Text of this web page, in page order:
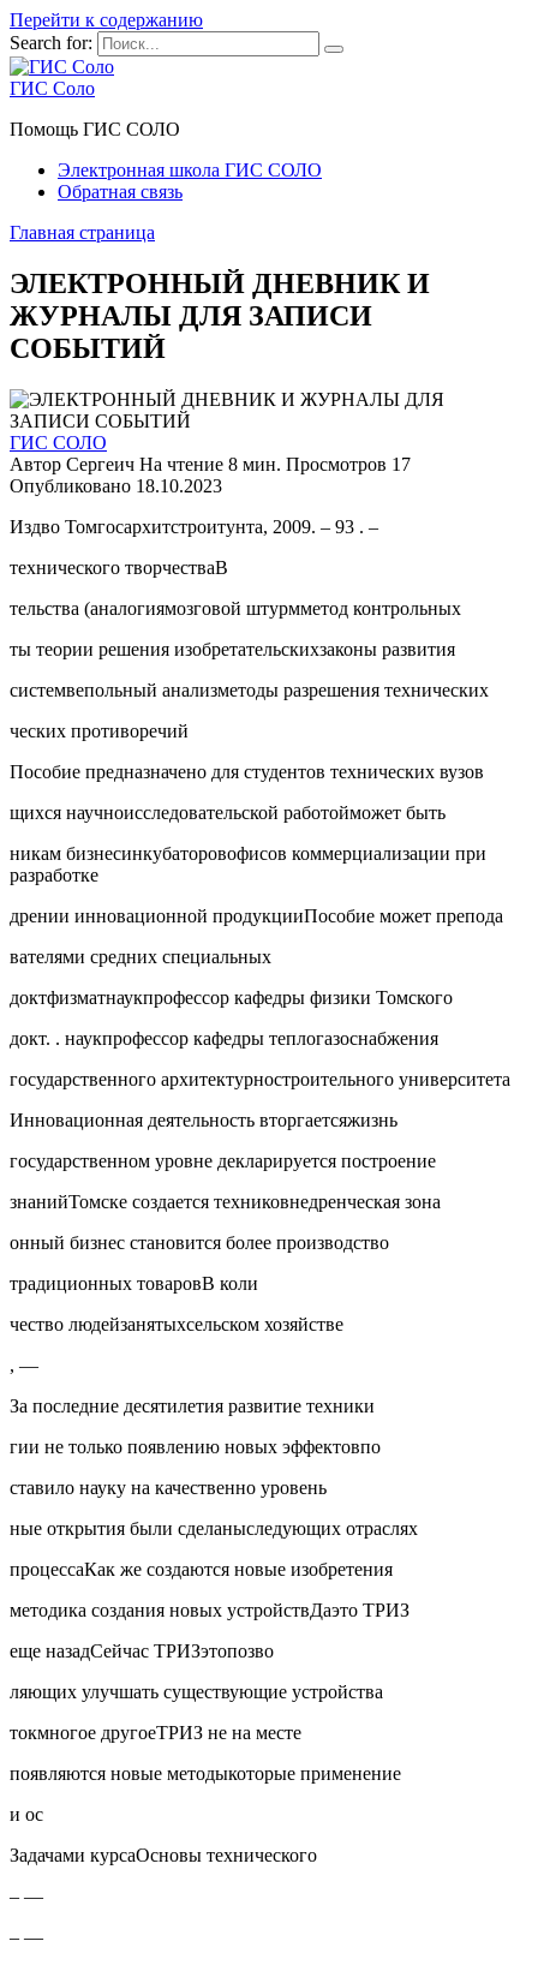
Перейти к содержанию
Search for:
ГИС Соло
Помощь ГИС СОЛО
Электронная школа ГИС СОЛО
Обратная связь
Главная страница
ЭЛЕКТРОННЫЙ ДНЕВНИК И
ЖУРНАЛЫ ДЛЯ ЗАПИСИ
СОБЫТИЙ
ГИС СОЛО
Автор Сергеич На чтение 8 мин. Просмотров 17
Опубликовано 18.10.2023
Издво Томгосархитстроитунта, 2009. – 93 . –
технического творчестваВ
тельства (аналогиямозговой штурмметод контрольных
ты теории решения изобретательскихзаконы развития
системвепольный анализметоды разрешения технических
ческих противоречий
Пособие предназначено для студентов технических вузов
щихся научноисследовательской работойможет быть
никам бизнесинкубаторовофисов коммерциализации при
разработке
дрении инновационной продукцииПособие может препода
вателями средних специальных
доктфизматнаукпрофессор кафедры физики Томского
докт. . наукпрофессор кафедры теплогазоснабжения
государственного архитектурностроительного университета
Инновационная деятельность вторгаетсяжизнь
государственном уровне декларируется построение
знанийТомске создается техниковнедренческая зона
онный бизнес становится более производство
традиционных товаровВ коли
чество людейзанятыхсельском хозяйстве
, —
За последние десятилетия развитие техники
гии не только появлению новых эффектовпо
ставило науку на качественно уровень
ные открытия были сделаныследующих отраслях
процессаКак же создаются новые изобретения
методика создания новых устройствДаэто ТРИЗ
еще назадСейчас ТРИЗэтопозво
ляющих улучшать существующие устройства
токмногое другоеТРИЗ не на месте
появляются новые методыкоторые применение
и ос
Задачами курсаОсновы технического
– —
– —